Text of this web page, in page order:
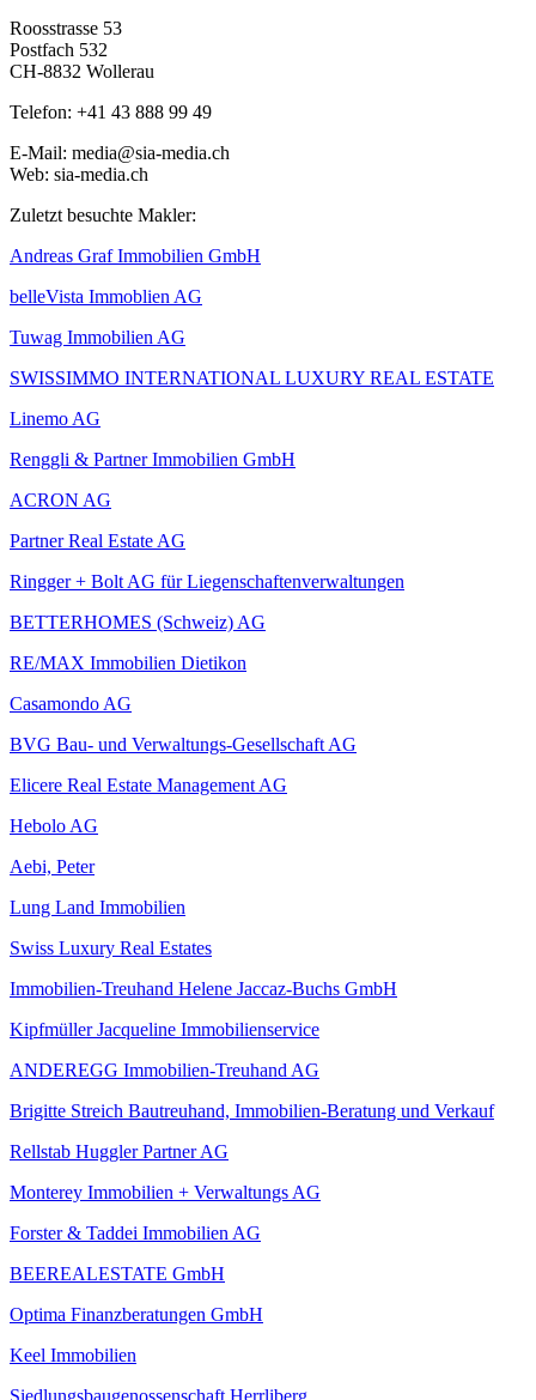
Roosstrasse 53
Postfach 532
CH-8832 Wollerau
Telefon: +41 43 888 99 49
E-Mail: media@sia-media.ch
Web: sia-media.ch
Zuletzt besuchte Makler:
Andreas Graf Immobilien GmbH
belleVista Immoblien AG
Tuwag Immobilien AG
SWISSIMMO INTERNATIONAL LUXURY REAL ESTATE
Linemo AG
Renggli & Partner Immobilien GmbH
ACRON AG
Partner Real Estate AG
Ringger + Bolt AG für Liegenschaftenverwaltungen
BETTERHOMES (Schweiz) AG
RE/MAX Immobilien Dietikon
Casamondo AG
BVG Bau- und Verwaltungs-Gesellschaft AG
Elicere Real Estate Management AG
Hebolo AG
Aebi, Peter
Lung Land Immobilien
Swiss Luxury Real Estates
Immobilien-Treuhand Helene Jaccaz-Buchs GmbH
Kipfmüller Jacqueline Immobilienservice
ANDEREGG Immobilien-Treuhand AG
Brigitte Streich Bautreuhand, Immobilien-Beratung und Verkauf
Rellstab Huggler Partner AG
Monterey Immobilien + Verwaltungs AG
Forster & Taddei Immobilien AG
BEEREALESTATE GmbH
Optima Finanzberatungen GmbH
Keel Immobilien